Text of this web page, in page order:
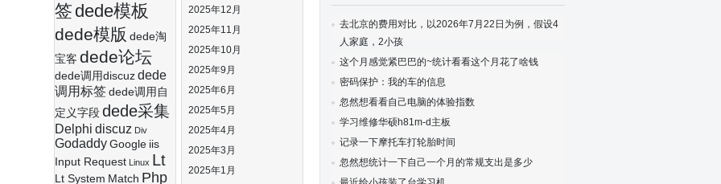
去北京的费用对比，以2026年7月22日为例，假设4
人家庭，2小孩
这个月感觉紧巴巴的~统计看看这个月花了啥钱
密码保护：我的车的信息
忽然想看看自己电脑的体验指数
学习维修华硕h81m-d主板
记录一下摩托车打轮胎时间
忽然想统计一下自己一个月的常规支出是多少
签 dede模板
dede模版 dede淘
宝客 dede论坛
dede调用discuz dede
调用标签 dede调用自
定义字段 dede采集
Delphi discuz Div
Godaddy Google iis
Input Request Linux Lt
Lt System Match Php
2025年12月
2025年11月
2025年10月
2025年9月
2025年6月
2025年5月
2025年4月
2025年3月
2025年1月